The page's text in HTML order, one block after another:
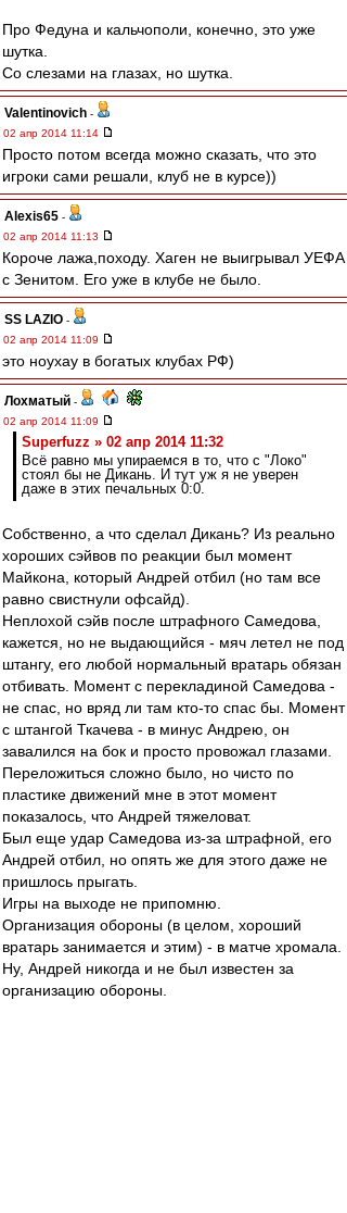
Про Федуна и кальчополи, конечно, это уже
шутка.
Со слезами на глазах, но шутка.
Valentinovich -
02 апр 2014 11:14
Просто потом всегда можно сказать, что это
игроки сами решали, клуб не в курсе))
Alexis65 -
02 апр 2014 11:13
Короче лажа,походу. Хаген не выигрывал УЕФА
с Зенитом. Его уже в клубе не было.
SS LAZIO -
02 апр 2014 11:09
это ноухау в богатых клубах РФ)
Лохматый -
02 апр 2014 11:09
Superfuzz » 02 апр 2014 11:32
Всё равно мы упираемся в то, что с "Локо"
стоял бы не Дикань. И тут уж я не уверен
даже в этих печальных 0:0.
Собственно, а что сделал Дикань? Из реально
хороших сэйвов по реакции был момент
Майкона, который Андрей отбил (но там все
равно свистнули офсайд).
Неплохой сэйв после штрафного Самедова,
кажется, но не выдающийся - мяч летел не под
штангу, его любой нормальный вратарь обязан
отбивать. Момент с перекладиной Самедова -
не спас, но вряд ли там кто-то спас бы. Момент
с штангой Ткачева - в минус Андрею, он
завалился на бок и просто провожал глазами.
Переложиться сложно было, но чисто по
пластике движений мне в этот момент
показалось, что Андрей тяжеловат.
Был еще удар Самедова из-за штрафной, его
Андрей отбил, но опять же для этого даже не
пришлось прыгать.
Игры на выходе не припомню.
Организация обороны (в целом, хороший
вратарь занимается и этим) - в матче хромала.
Ну, Андрей никогда и не был известен за
организацию обороны.